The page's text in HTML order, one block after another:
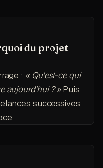
du projet
: « Qu'est-ce qui
aujourd'hui ? »Puis
successives